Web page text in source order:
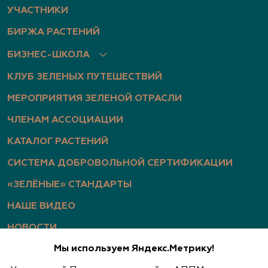
Нижегородская область, Нижегородская
область, Богородский р-н, дер. Березовка, ул.
Центральная, д. 1б
(951) 910-2630, (951) 910-2518, (910) 793-1401
http://www.archiland.biz/
https://www.youtube.com/channel/UChIXeIEY8vP
Астраханский питомник многолетних
цветов и декоративных кустарников
(ИП Иванников Г.И.)
УЧАСТНИКИ
БИРЖА РАСТЕНИЙ
БИЗНЕС-ШКОЛА
КЛУБ ЗЕЛЕНЫХ ПУТЕШЕСТВИЙ
МЕРОПРИЯТИЯ ЗЕЛЕНОЙ ОТРАСЛИ
ЧЛЕНАМ АССОЦИАЦИИ
КАТАЛОГ РАСТЕНИЙ
СИСТЕМА ДОБРОВОЛЬНОЙ СЕРТИФИКАЦИИ
«ЗЕЛЁНЫЕ» СТАНДАРТЫ
НАШЕ ВИДЕО
НОВОСТИ
Мы используем Яндекс.Метрику!